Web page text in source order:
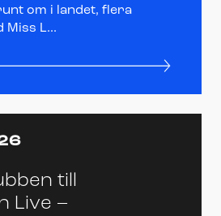
om i landet, flera
Miss L...
till
Live –